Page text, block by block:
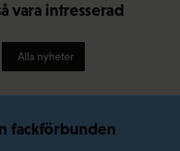
vara intresserad
Alla nyheter
fackförbunden